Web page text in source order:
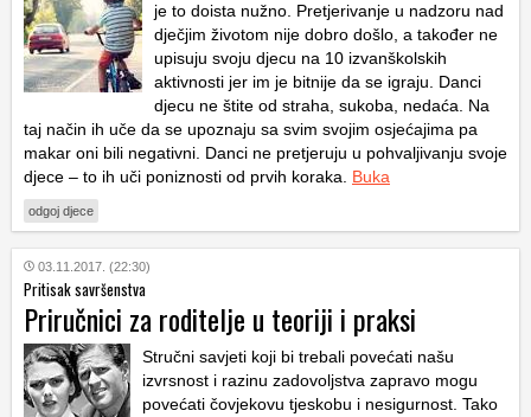
je to doista nužno. Pretjerivanje u nadzoru nad
dječjim životom nije dobro došlo, a također ne
upisuju svoju djecu na 10 izvanškolskih
aktivnosti jer im je bitnije da se igraju. Danci
djecu ne štite od straha, sukoba, nedaća. Na
taj način ih uče da se upoznaju sa svim svojim osjećajima pa
makar oni bili negativni. Danci ne pretjeruju u pohvaljivanju svoje
djece – to ih uči poniznosti od prvih koraka. Buka
odgoj djece
03.11.2017. (22:30)
Pritisak savršenstva
Priručnici za roditelje u teoriji i praksi
Stručni savjeti koji bi trebali povećati našu
izvrsnost i razinu zadovoljstva zapravo mogu
povećati čovjekovu tjeskobu i nesigurnost. Tako